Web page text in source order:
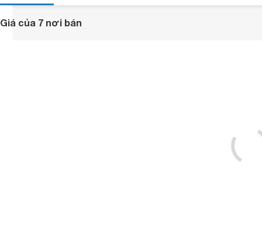
Giá của 7 nơi bán